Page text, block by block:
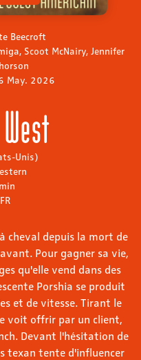
Beecroft
Scoot McNairy, Jennifer
May. 2026
Unis)
cheval depuis la mort de
Pour gagner sa vie,
qu'elle vend dans des
Porshia se produit
et de vitesse. Tirant le
voit offrir par un client,
Devant l'hésitation de
texan tente d'influencer